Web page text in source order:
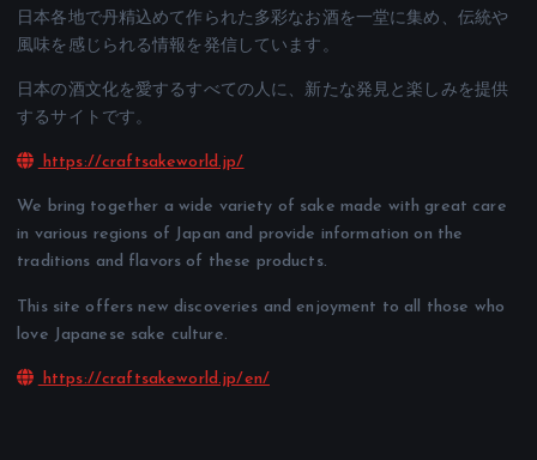
日本各地で丹精込めて作られた多彩なお酒を一堂に集め、伝統や
風味を感じられる情報を発信しています。
日本の酒文化を愛するすべての人に、新たな発見と楽しみを提供
するサイトです。
https://craftsakeworld.jp/
We bring together a wide variety of sake made with great care
in various regions of Japan and provide information on the
traditions and flavors of these products.
This site offers new discoveries and enjoyment to all those who
love Japanese sake culture.
https://craftsakeworld.jp/en/